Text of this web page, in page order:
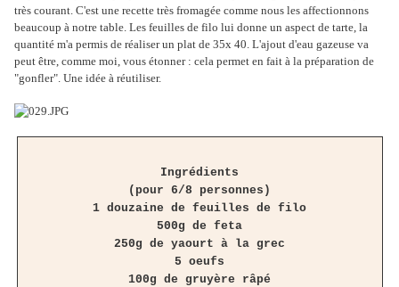
très courant. C'est une recette très fromagée comme nous les affectionnons
beaucoup à notre table. Les feuilles de filo lui donne un aspect de tarte, la
quantité m'a permis de réaliser un plat de 35x 40. L'ajout d'eau gazeuse va
peut être, comme moi, vous étonner : cela permet en fait à la préparation de
"gonfler". Une idée à réutiliser.
Ingrédients
(pour 6/8 personnes)
1 douzaine de feuilles de filo
500g de feta
250g de yaourt à la grec
5 oeufs
100g de gruyère râpé